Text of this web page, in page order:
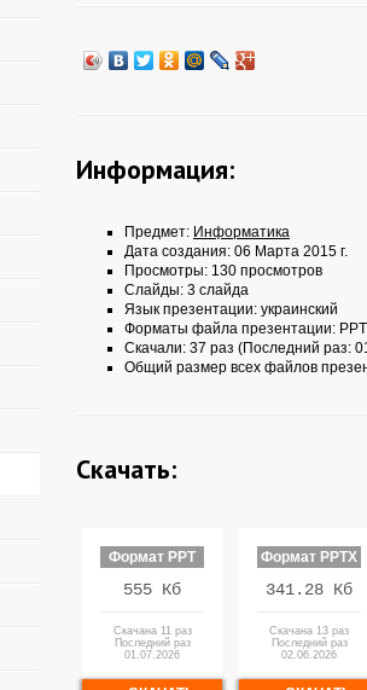
Информация:
Предмет: Информатика
Дата создания: 06 Марта 2015 г.
Просмотры: 130 просмотров
Слайды: 3 слайда
Язык презентации: украинский
Форматы файла презентации:
Скачали: 37 раз (Последний раз:
Общий размер всех файлов
Скачать:
Формат PPT
555 Кб
Скачана 11 раз
Последний раз
01.07.2026
Формат PPTX
341.28 Кб
Скачана 13 раз
Последний раз
02.06.2026